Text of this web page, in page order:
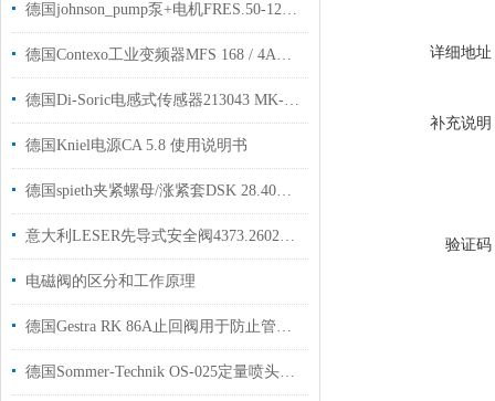
德国johnson_pump泵+电机FRES.50-125_G1.MQ1-A6介绍
德国Contexo工业变频器MFS 168 / 4A用于饮料化工制造行业
德国Di-Soric电感式传感器213043 MK-Z-8/4用于汽车零部件制造行业
德国Kniel电源CA 5.8 使用说明书
德国spieth夹紧螺母/涨紧套DSK 28.40国内代理库存现货
意大利LESER先导式安全阀4373.2602用于化工行业使用现货
电磁阀的区分和工作原理
德国Gestra RK 86A止回阀用于防止管道内流体逆流
德国Sommer-Technik OS-025定量喷头用于模具制造行业使用
详细地址
补充说明
验证码